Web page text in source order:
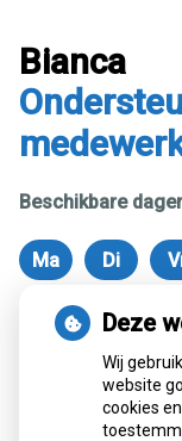
Bianca
Beschikbare
Maandag
Ma Dinsdag
Di
Terug naarDeze
Wij
website
cookies